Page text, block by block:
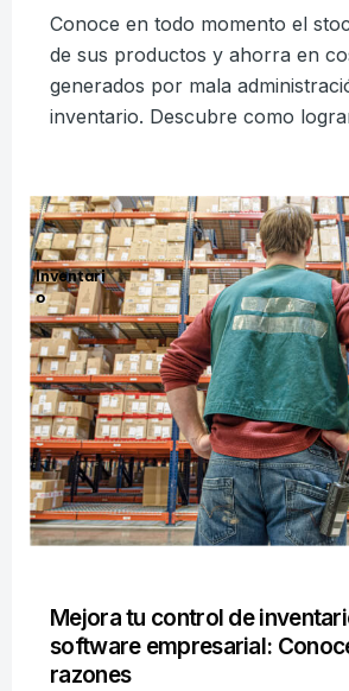
Conoce en todo momento el
de sus productos y ahorra en
generados por mala
inventario. Descubre como
Inventari
o
Mejora tu control de
software empresarial:
razones